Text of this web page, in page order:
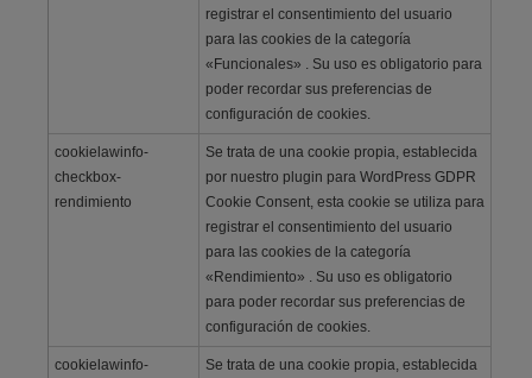
registrar el consentimiento del usuario
para las cookies de la categoría
«Funcionales» . Su uso es obligatorio para
poder recordar sus preferencias de
configuración de cookies.
cookielawinfo-
checkbox-
rendimiento
Se trata de una cookie propia, establecida
por nuestro plugin para WordPress GDPR
Cookie Consent, esta cookie se utiliza para
registrar el consentimiento del usuario
para las cookies de la categoría
«Rendimiento» . Su uso es obligatorio
para poder recordar sus preferencias de
configuración de cookies.
cookielawinfo-
Se trata de una cookie propia, establecida